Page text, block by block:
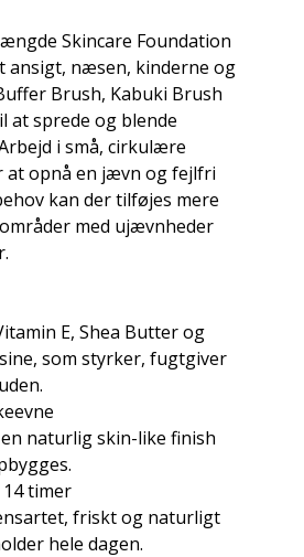
Skincare Foundation
ansigt, næsen, kinderne og
Brush, Kabuki Brush
at sprede og blende
i små, cirkulære
at opnå en jævn og fejlfri
kan der tilføjes mere
med ujævnheder
E, Shea Butter og
som styrker, fugtgiver
naturlig skin-like finish
timer
friskt og naturligt
hele dagen.